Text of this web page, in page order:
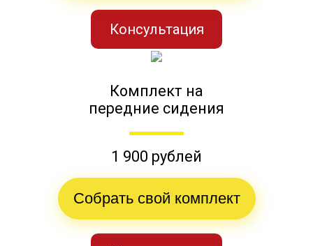
Консультация
Комплект на
передние сидения
1 900 рублей
Собрать свой комплект